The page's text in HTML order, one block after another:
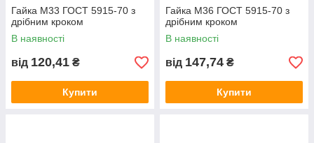
Гайка М33 ГОСТ 5915-70 з
дрібним кроком
В наявності
від 120,41 ₴
Купити
Гайка М36 ГОСТ 5915-70 з
дрібним кроком
В наявності
від 147,74 ₴
Купити